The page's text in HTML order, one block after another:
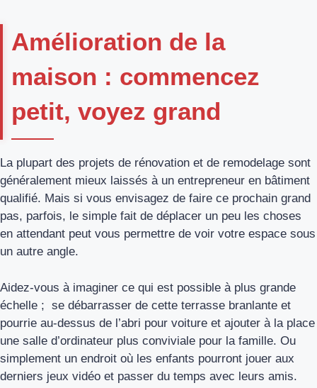
Amélioration de la
maison : commencez
petit, voyez grand
La plupart des projets de rénovation et de remodelage sont
généralement mieux laissés à un entrepreneur en bâtiment
qualifié. Mais si vous envisagez de faire ce prochain grand
pas, parfois, le simple fait de déplacer un peu les choses
en attendant peut vous permettre de voir votre espace sous
un autre angle.
Aidez-vous à imaginer ce qui est possible à plus grande
échelle ; se débarrasser de cette terrasse branlante et
pourrie au-dessus de l’abri pour voiture et ajouter à la place
une salle d’ordinateur plus conviviale pour la famille. Ou
simplement un endroit où les enfants pourront jouer aux
derniers jeux vidéo et passer du temps avec leurs amis.